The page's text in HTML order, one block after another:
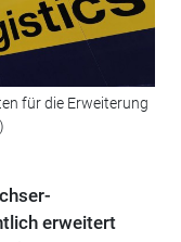
für die Erweiterung
erweitert